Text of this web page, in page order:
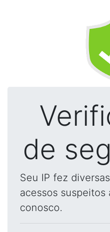
de
Seu IP fez
acessos suspeitos
conosco.